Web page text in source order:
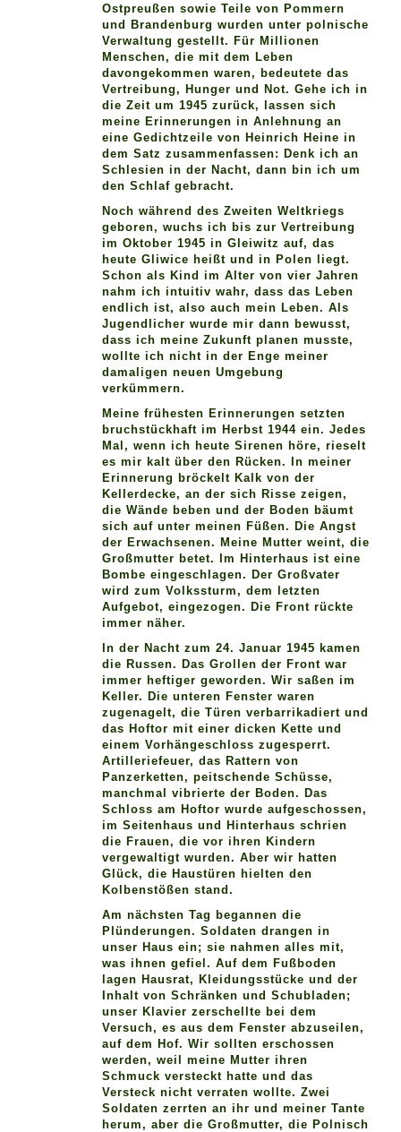
Ostpreußen sowie Teile von Pommern
und Brandenburg wurden unter polnische
Verwaltung gestellt. Für Millionen
Menschen, die mit dem Leben
davongekommen waren, bedeutete das
Vertreibung, Hunger und Not. Gehe ich in
die Zeit um 1945 zurück, lassen sich
meine Erinnerungen in Anlehnung an
eine Gedichtzeile von Heinrich Heine in
dem Satz zusammenfassen: Denk ich an
Schlesien in der Nacht, dann bin ich um
den Schlaf gebracht.
Noch während des Zweiten Weltkriegs
geboren, wuchs ich bis zur Vertreibung
im Oktober 1945 in Gleiwitz auf, das
heute Gliwice heißt und in Polen liegt.
Schon als Kind im Alter von vier Jahren
nahm ich intuitiv wahr, dass das Leben
endlich ist, also auch mein Leben. Als
Jugendlicher wurde mir dann bewusst,
dass ich meine Zukunft planen musste,
wollte ich nicht in der Enge meiner
damaligen neuen Umgebung
verkümmern.
Meine frühesten Erinnerungen setzten
bruchstückhaft im Herbst 1944 ein. Jedes
Mal, wenn ich heute Sirenen höre, rieselt
es mir kalt über den Rücken. In meiner
Erinnerung bröckelt Kalk von der
Kellerdecke, an der sich Risse zeigen,
die Wände beben und der Boden bäumt
sich auf unter meinen Füßen. Die Angst
der Erwachsenen. Meine Mutter weint, die
Großmutter betet. Im Hinterhaus ist eine
Bombe eingeschlagen. Der Großvater
wird zum Volkssturm, dem letzten
Aufgebot, eingezogen. Die Front rückte
immer näher.
In der Nacht zum 24. Januar 1945 kamen
die Russen. Das Grollen der Front war
immer heftiger geworden. Wir saßen im
Keller. Die unteren Fenster waren
zugenagelt, die Türen verbarrikadiert und
das Hoftor mit einer dicken Kette und
einem Vorhängeschloss zugesperrt.
Artilleriefeuer, das Rattern von
Panzerketten, peitschende Schüsse,
manchmal vibrierte der Boden. Das
Schloss am Hoftor wurde aufgeschossen,
im Seitenhaus und Hinterhaus schrien
die Frauen, die vor ihren Kindern
vergewaltigt wurden. Aber wir hatten
Glück, die Haustüren hielten den
Kolbenstößen stand.
Am nächsten Tag begannen die
Plünderungen. Soldaten drangen in
unser Haus ein; sie nahmen alles mit,
was ihnen gefiel. Auf dem Fußboden
lagen Hausrat, Kleidungsstücke und der
Inhalt von Schränken und Schubladen;
unser Klavier zerschellte bei dem
Versuch, es aus dem Fenster abzuseilen,
auf dem Hof. Wir sollten erschossen
werden, weil meine Mutter ihren
Schmuck versteckt hatte und das
Versteck nicht verraten wollte. Zwei
Soldaten zerrten an ihr und meiner Tante
herum, aber die Großmutter, die Polnisch